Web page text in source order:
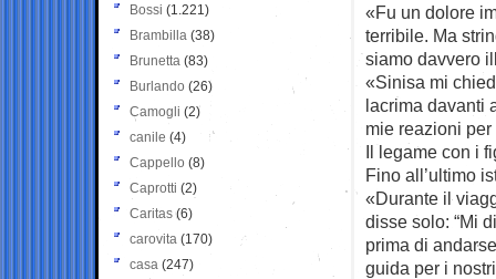
«Fu un dolore
terribile. Ma
siamo davvero
«Sinisa mi
lacrima davanti
mie reazioni
Il legame con i
Fino all’ultimo
«Durante il
disse solo: “Mi
prima di
guida per i
Bossi (1.221)
Brambilla (38)
Brunetta (83)
Burlando (26)
Camogli (2)
canile (4)
Cappello (8)
Caprotti (2)
Caritas (6)
carovita (170)
casa (247)